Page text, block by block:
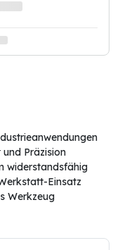
Präzision
widerstandsfähig
Einsatz
Werkzeug